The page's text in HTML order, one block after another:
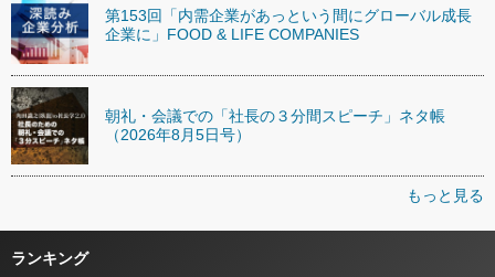
第153回「内需企業があっという間にグローバル成長
企業に」FOOD & LIFE COMPANIES
朝礼・会議での「社長の３分間スピーチ」ネタ帳
（2026年8月5日号）
もっと見る
ランキング